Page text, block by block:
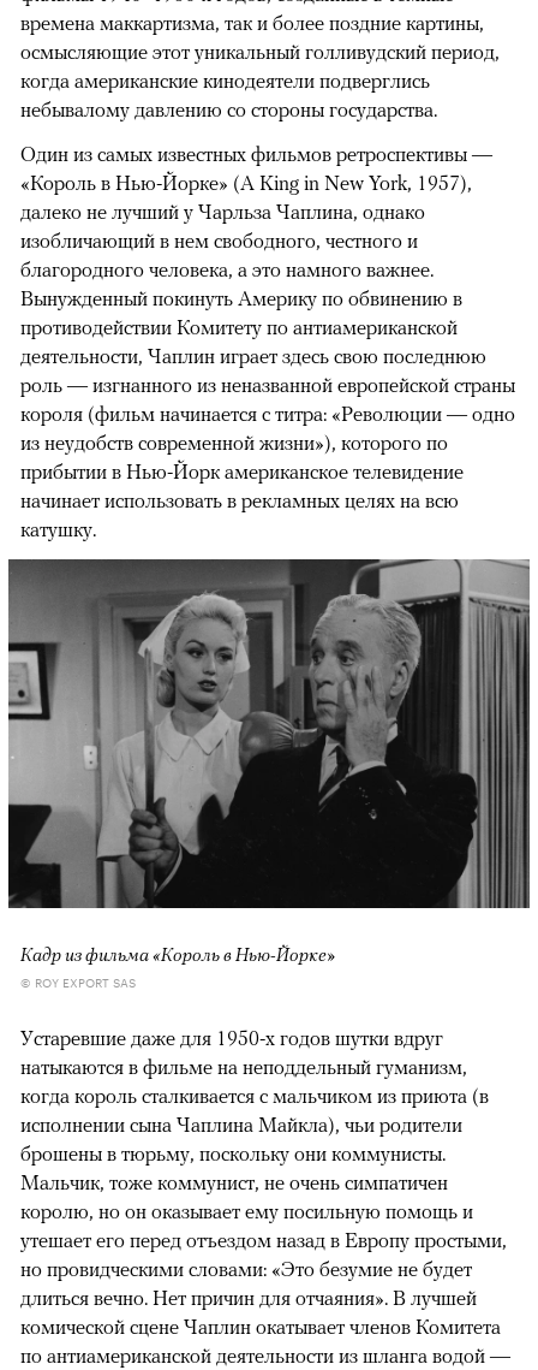
времена маккартизма, так и более поздние картины,
осмысляющие этот уникальный голливудский период,
когда американские кинодеятели подверглись
небывалому давлению со стороны государства.
Один из самых известных фильмов ретроспективы —
«Король в Нью-Йорке» (A King in New York, 1957),
далеко не лучший у Чарльза Чаплина, однако
изобличающий в нем свободного, честного и
благородного человека, а это намного важнее.
Вынужденный покинуть Америку по обвинению в
противодействии Комитету по антиамериканской
деятельности, Чаплин играет здесь свою последнюю
роль — изгнанного из неназванной европейской страны
короля (фильм начинается с титра: «Революции — одно
из неудобств современной жизни»), которого по
прибытии в Нью-Йорк американское телевидение
начинает использовать в рекламных целях на всю
катушку.
Кадр из фильма «Король в Нью-Йорке»
© ROY EXPORT SAS
Устаревшие даже для 1950-х годов шутки вдруг
натыкаются в фильме на неподдельный гуманизм,
когда король сталкивается с мальчиком из приюта (в
исполнении сына Чаплина Майкла), чьи родители
брошены в тюрьму, поскольку они коммунисты.
Мальчик, тоже коммунист, не очень симпатичен
королю, но он оказывает ему посильную помощь и
утешает его перед отъездом назад в Европу простыми,
но провидческими словами: «Это безумие не будет
длиться вечно. Нет причин для отчаяния». В лучшей
комической сцене Чаплин окатывает членов Комитета
по антиамериканской деятельности из шланга водой —